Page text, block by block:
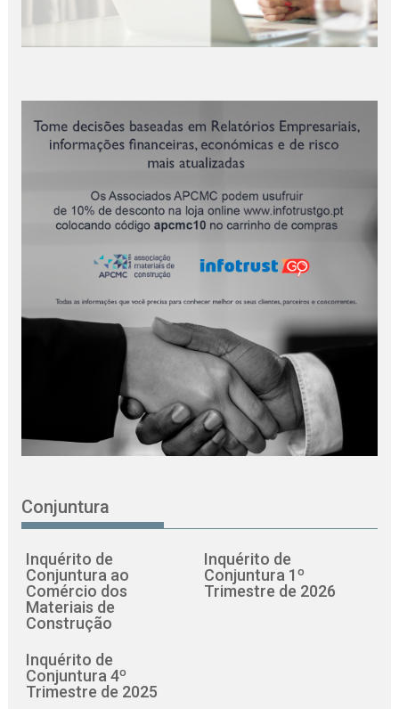
Conjuntura
Inquérito de
Conjuntura ao
Comércio dos
Materiais de
Construção
Inquérito de
Conjuntura 1º
Trimestre de 2026
Inquérito de
Conjuntura 4º
Trimestre de 2025